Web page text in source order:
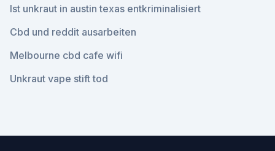
Ist unkraut in austin texas entkriminalisiert
Cbd und reddit ausarbeiten
Melbourne cbd cafe wifi
Unkraut vape stift tod